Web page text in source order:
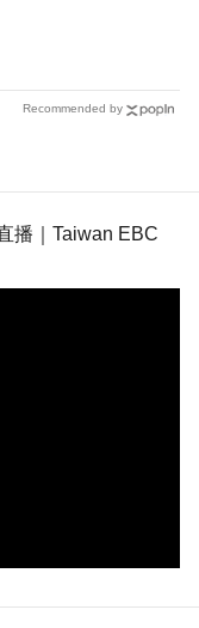
Recommended by
播｜Taiwan EBC